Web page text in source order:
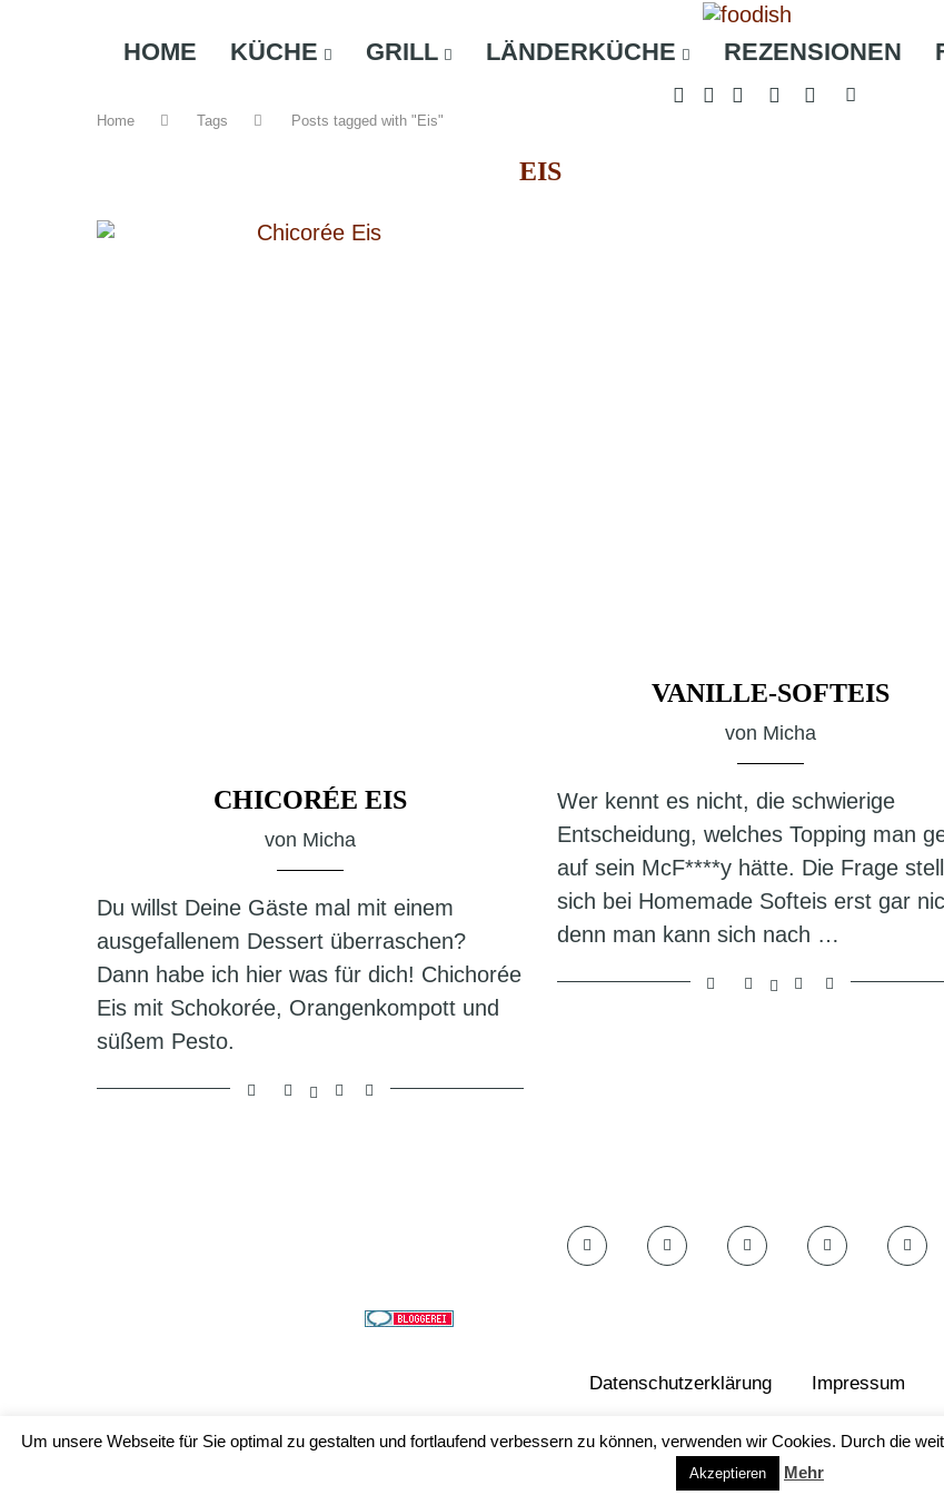
HOME KÜCHE GRILL LÄNDERKÜCHE REZENSIONEN
Home Tags Posts tagged with "Eis"
EIS
CHICORÉE EIS
von Micha
Du willst Deine Gäste mal mit einem
ausgefallenem Dessert überraschen?
Dann habe ich hier was für dich! Chichorée
Eis mit Schokorée, Orangenkompott und
süßem Pesto.
VANILLE-SOFTEIS
von Micha
Wer kennt es nicht, die schwierige
Entscheidung, welches Topping man
auf sein McF****y hätte. Die Frage
sich bei Homemade Softeis erst gar
denn man kann sich nach …
Datenschutzerklärung Impressum
NACH OBEN
Um unsere Webseite für Sie optimal zu gestalten und fortlaufend verbessern zu können, verwenden wir Cookies. Durch die
Akzeptieren Mehr